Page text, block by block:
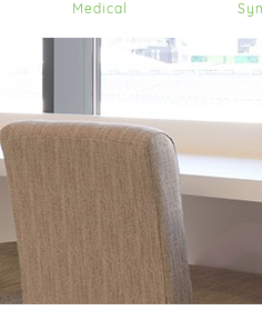
Medical